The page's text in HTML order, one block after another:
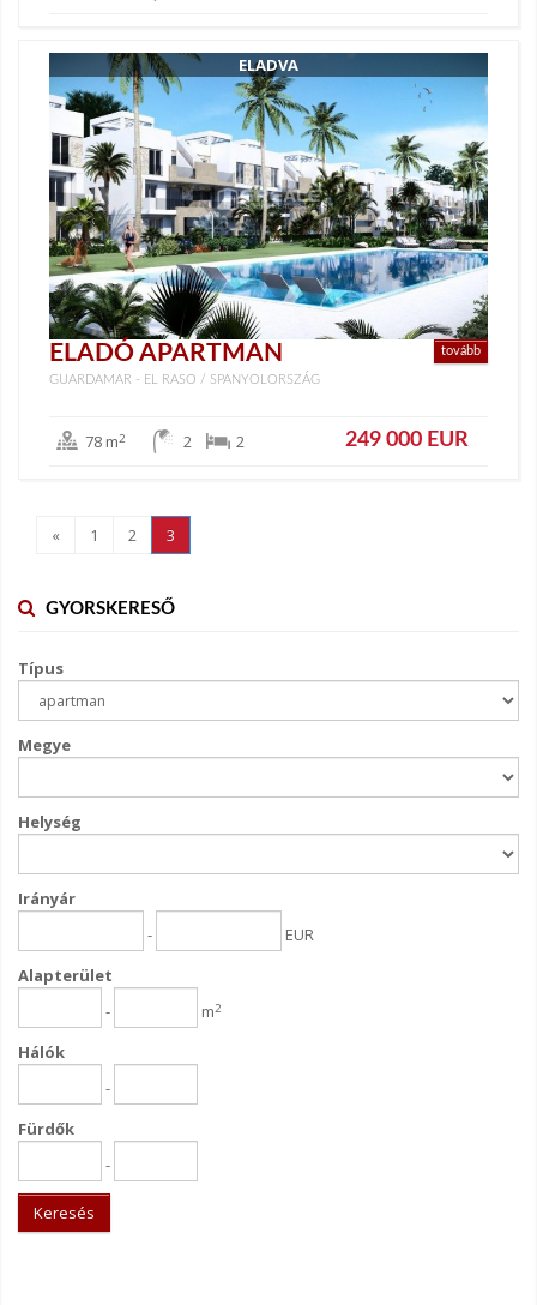
ELADVA
tovább
ELADÓ APARTMAN
GUARDAMAR - EL RASO / SPANYOLORSZÁG
78 m2 2 2 249 000 EUR
« 1 2 3
GYORSKERESŐ
Típus
Megye
Helység
Irányár
-
EUR
Alapterület
-
m2
Hálók
-
Fürdők
-
Keresés